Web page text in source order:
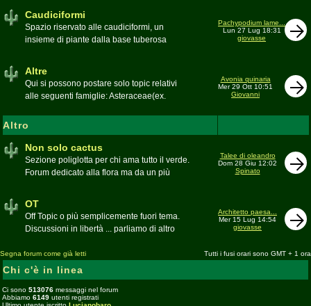
appartenenti alla famiglia
Caudiciformi
Spazio riservato alle caudiciformi, un
insieme di piante dalla base tuberosa
Pachypodium lame...
Lun 27 Lug 18:31
giovasse
Altre
Qui si possono postare solo topic relativi
alle seguenti famiglie: Asteraceae(ex.
Sansevieria; Lamiaceae (ex. Labiatae) gen.
Coleus e Plectranthus; Peperomiaceae gen.
Peperomia (solo specie succulente);
Geraniaceae gen. Pelargonium, Monsonia
Talinum, Portulacaria
Avonia quinaria
Mer 29 Ott 10:51
Giovanni
Altro
Non solo cactus
Sezione poliglotta per chi ama tutto il verde.
Forum dedicato alla flora ma da un più
Talee di oleandro
Dom 28 Giu 12:02
Spinato
OT
Off Topic o più semplicemente fuori tema.
Discussioni in libertà ... parliamo di altro
Architetto paesa...
Mer 15 Lug 14:54
giovasse
Segna forum come già letti Tutti i fusi orari sono GMT + 1 ora
Chi c'è in linea
Ci sono 513076 messaggi nel forum
Abbiamo 6149 utenti registrati